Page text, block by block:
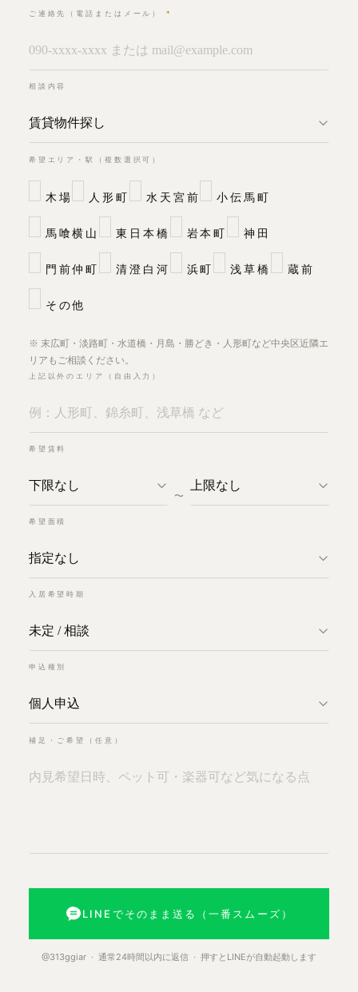
ご連絡先（電話またはメール）*
相談内容
希望エリア・駅（複数選択可）
木場 人形町 水天宮前 小伝馬町
馬喰横山 東日本橋 岩本町 神田
門前仲町 清澄白河 浜町 浅草橋 蔵前
その他
※ 末広町・淡路町・水道橋・月島・勝どき・人形町など中央区近隣エ
リアもご相談ください。
上記以外のエリア（自由入力）
希望賃料
〜
希望面積
入居希望時期
申込種別
補足・ご希望（任意）
LINEでそのまま送る（一番スムーズ）
@313ggiar · 通常24時間以内に返信 · 押すとLINEが自動起動します